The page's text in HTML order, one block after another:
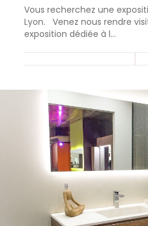
Vous recherchez une
Lyon. Venez nous rendre
exposition dédiée à l...